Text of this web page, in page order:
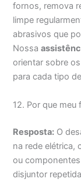
fornos, remova
limpe
abrasivos que
Nossa
orientar sobre
para cada tipo
12. Por que
Resposta: O
na rede elétrica,
ou
disjuntor